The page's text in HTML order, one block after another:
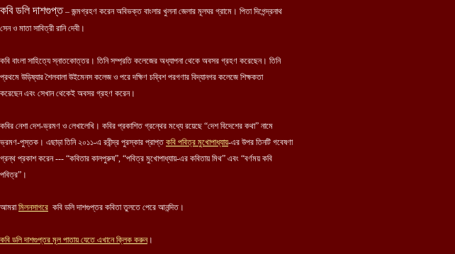
কবি ডলি দাশগুপ্ত– জন্মগ্রহণ করেন অবিভক্ত বাংলার খুলনা জেলার মূলঘর গ্রামে। পিতা দিগেন্দ্রনাথ
সেন ও মাতা সাবিত্রী রানি দেবী।
কবি বাংলা সাহিত্যে স্নাতকোত্তর। তিনি সম্প্রতি কলেজের অধ্যাপনা থেকে অবসর গ্রহণ করেছেন। তিনি
প্রথমে উড়িষ্যার শৈলবালা উইমেনস কলেজ ও পরে দক্ষিণ চব্বিশ পরগণার বিদ্যানগর কলেজে শিক্ষকতা
করেছেন এবং সেখান থেকেই অবসর গ্রহণ করেন।
কবির নেশা দেশ-ভ্রমণ ও লেখালেখি। কবির প্রকাশিত গ্রন্থের মধ্যে রয়েছে “দেশ বিদেশের কথা” নামে
ভ্রমণ-পুস্তক। এছাড়া তিনি ২০১১-এ রবীন্দ্র পুরস্কার প্রাপ্তকবি পবিত্র মুখোপাধ্যায়-এর উপর তিনটি গবেষণা
গ্রন্থ প্রকাশ করেন --- “কবিতার কালপুরুষ”, “পবিত্র মুখোপাধ্যায়-এর কবিতায় মিথ” এবং “বর্ণময় কবি
পবিত্র”।
আমরামিলনসাগরে কবি ডলি দাশগুপ্তর কবিতা তুলতে পেরে আনন্দিত।
কবি ডলি দাশগুপ্তর মূল পাতায় যেতে এখানে ক্লিক করুন।